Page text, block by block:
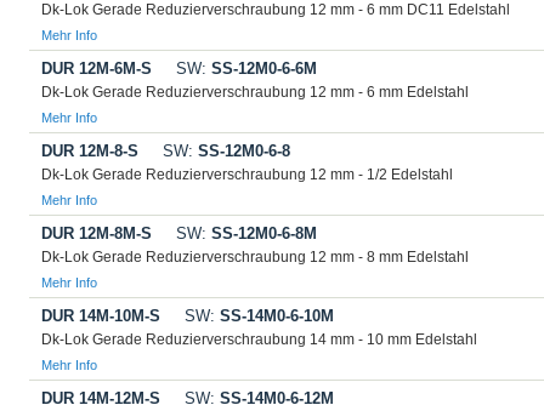
Dk-Lok Gerade Reduzierverschraubung 12 mm - 6 mm DC11 Edelstahl
Mehr Info
DUR 12M-6M-S SW: SS-12M0-6-6M
Dk-Lok Gerade Reduzierverschraubung 12 mm - 6 mm Edelstahl
Mehr Info
DUR 12M-8-S SW: SS-12M0-6-8
Dk-Lok Gerade Reduzierverschraubung 12 mm - 1/2 Edelstahl
Mehr Info
DUR 12M-8M-S SW: SS-12M0-6-8M
Dk-Lok Gerade Reduzierverschraubung 12 mm - 8 mm Edelstahl
Mehr Info
DUR 14M-10M-S SW: SS-14M0-6-10M
Dk-Lok Gerade Reduzierverschraubung 14 mm - 10 mm Edelstahl
Mehr Info
DUR 14M-12M-S SW: SS-14M0-6-12M